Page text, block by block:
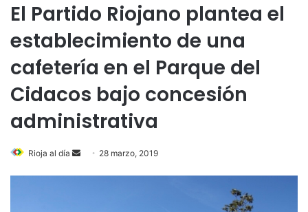
El Partido Riojano plantea el
establecimiento de una
cafetería en el Parque del
Cidacos bajo concesión
administrativa
Rioja al día 28 marzo, 2019